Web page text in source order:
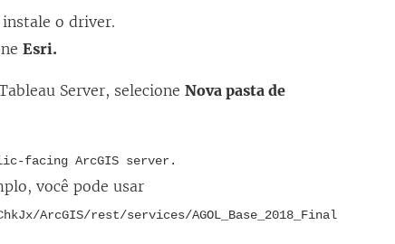
a
instale o driver.
Esri.
Server, selecioneNova pasta de
facing ArcGIS server.
você pode usar
ArcGIS/rest/services/AGOL_Base_2018_Final